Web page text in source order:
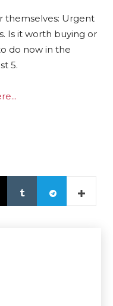
themselves: Urgent
Is it worth buying or
do now in the
5.